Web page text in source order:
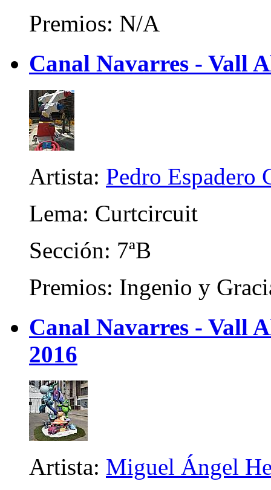
Premios: N/A
Canal Navarres - Vall
Artista: Pedro Espadero
Lema: Curtcircuit
Sección: 7ªB
Premios: Ingenio y
Canal Navarres - Vall
2016
Artista: Miguel Ángel